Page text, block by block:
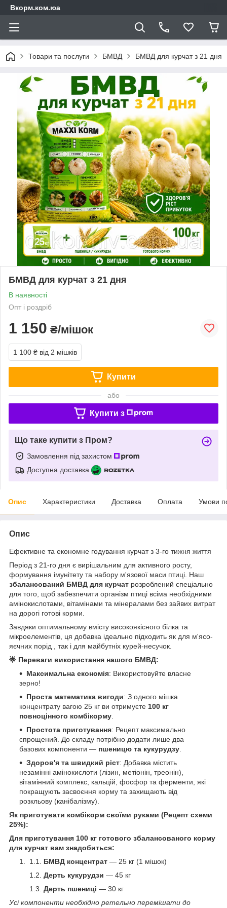
Вкорм.ком.юа
Товари та послуги БМВД БМВД для курчат з 21 дня
БМВД для курчат з 21 дня
В наявності
Опт і роздріб
1 150 ₴/мішок
1 100 ₴ від 2 мішків
Купити
або
Купити з
Що таке купити з Пром?
Замовлення під захистом
Доступна доставка
Опис Характеристики Доставка Оплата Умови
Опис
Ефективне та економне годування курчат з 3-го тижня життя
Період з 21-го дня є вирішальним для активного росту,
формування імунітету та набору м'язової маси птиці. Наш
збалансований БМВД для курчат розроблений спеціально
для того, щоб забезпечити організм птиці всіма необхідними
амінокислотами, вітамінами та мінералами без зайвих витрат
на дорогі готові корми.
Завдяки оптимальному вмісту високоякісного білка та
мікроелементів, ця добавка ідеально підходить як для м'ясо-
яєчних порід , так і для майбутніх курей-несучок.
🌟 Переваги використання нашого БМВД:
Максимальна економія: Використовуйте власне
зерно!
Проста математика вигоди: З одного мішка
концентрату вагою 25 кг ви отримуєте 100 кг
повноцінного комбікорму
Простота приготування: Рецепт максимально
спрощений. До складу потрібно додати лише два
базових компоненти — пшеницю та кукурудзу
Здоров'я та швидкий ріст: Добавка містить
незамінні амінокислоти (лізин, метіонін, треонін),
вітамінний комплекс, кальцій, фосфор та ферменти, які
покращують засвоєння корму та захищають від
розкльову (канібалізму).
Як приготувати комбікорм своїми руками (Рецепт схеми
25%):
Для приготування 100 кг готового збалансованого корму
для курчат вам знадобиться:
БМВД концентрат — 25 кг (1 мішок)
Дерть кукурудзи — 45 кг
Дерть пшениці — 30 кг
Усі компоненти необхідно ретельно перемішати до